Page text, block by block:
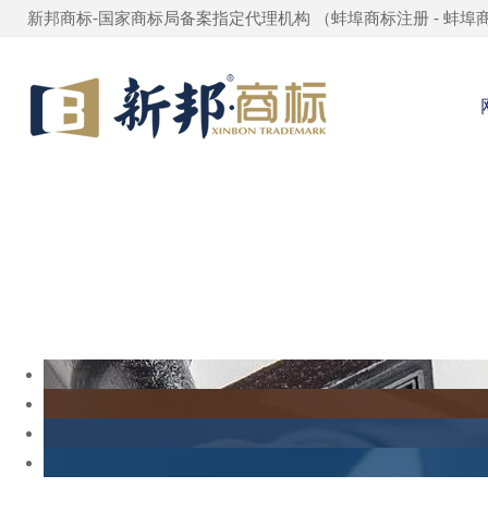
新邦商标-国家商标局备案指定代理机构 （蚌埠商标注册 - 蚌埠